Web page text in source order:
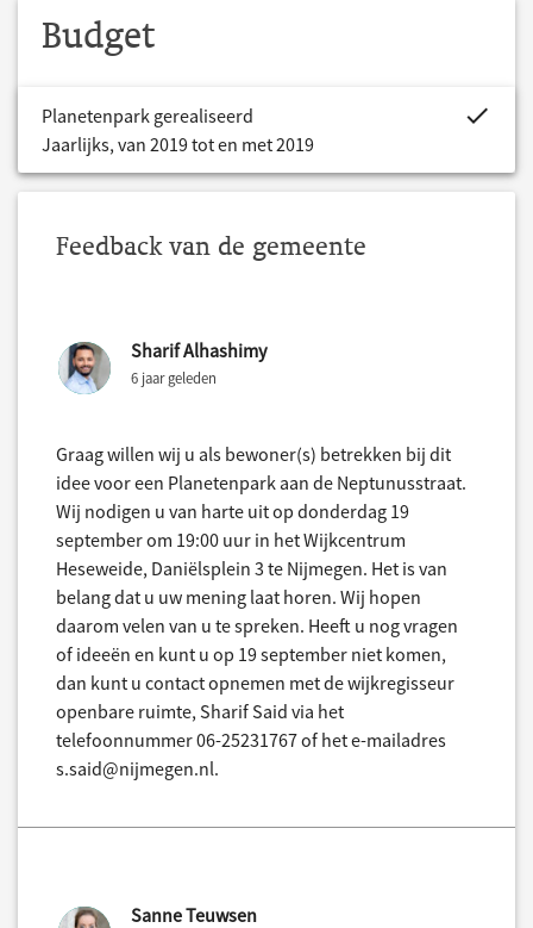
Budget
Planetenpark gerealiseerd
Jaarlijks, van 2019 tot en met 2019
Feedback van de gemeente
Sharif Alhashimy
6 jaar geleden
Graag willen wij u als bewoner(s) betrekken bij dit
idee voor een Planetenpark aan de Neptunusstraat.
Wij nodigen u van harte uit op donderdag 19
september om 19:00 uur in het Wijkcentrum
Heseweide, Daniëlsplein 3 te Nijmegen. Het is van
belang dat u uw mening laat horen. Wij hopen
daarom velen van u te spreken. Heeft u nog vragen
of ideeën en kunt u op 19 september niet komen,
dan kunt u contact opnemen met de wijkregisseur
openbare ruimte, Sharif Said via het
telefoonnummer 06-25231767 of het e-mailadres
s.said@nijmegen.nl.
Sanne Teuwsen